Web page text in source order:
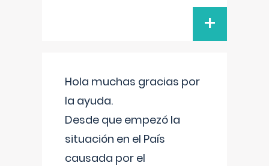
+
Hola muchas gracias por
la ayuda.
Desde que empezó la
situación en el País
causada por el